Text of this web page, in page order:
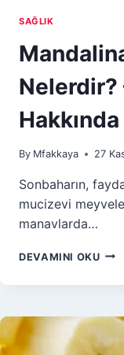
SAĞLIK
Nelerdir?
By Mfakkaya 27
Sonbaharın,
mucizevi
manavlarda…
DEVAMINI OKU
HER